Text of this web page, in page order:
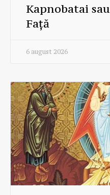
Kapnobatai
Față
6 august 2026